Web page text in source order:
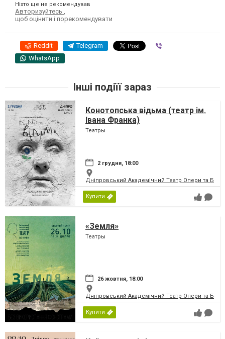
Ніхто ще не рекомендував
Авторизуйтесь
щоб оцінити і порекомендувати
Reddit Telegram
WhatsApp
Інші подіїї зараз
Конотопська відьма (театр ім.
Івана Франка)
Театры
2 грудня, 18:00
Дніпровський Академічний Театр Опери та
Купити
«Земля»
Театры
26 жовтня, 18:00
Дніпровський Академічний Театр Опери та
Купити